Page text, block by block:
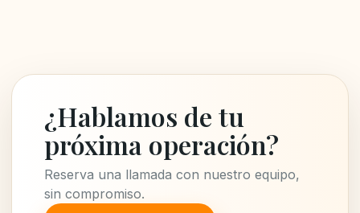
¿Hablamos de tu
próxima operación?
Reserva una llamada con nuestro equipo,
sin compromiso.